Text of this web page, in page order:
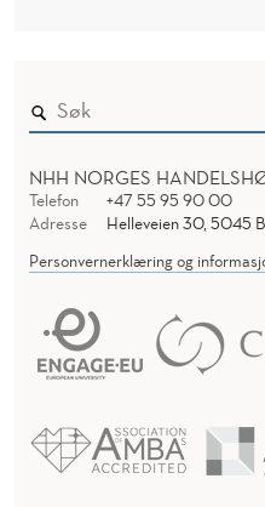
NHH NORGES
Telefon
+47 55 95 90 00
Adresse
Helleveien 30, 5045
Personvernerklæring og